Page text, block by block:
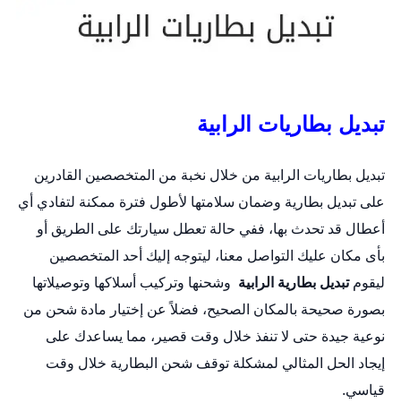
تبديل بطاريات الرابية
تبديل بطاريات الرابية من خلال نخبة من المتخصصين القادرين
على تبديل بطارية وضمان سلامتها لأطول فترة ممكنة لتفادي أي
أعطال قد تحدث بها، ففي حالة تعطل سيارتك على الطريق أو
بأى مكان عليك التواصل معنا، ليتوجه إليك أحد المتخصصين
ليقومتبديل بطارية الرابية وشحنها وتركيب أسلاكها وتوصيلاتها
بصورة صحيحة بالمكان الصحيح، فضلاً عن إختيار مادة شحن من
نوعية جيدة حتى لا تنفذ خلال وقت قصير، مما يساعدك على
إيجاد الحل المثالي لمشكلة توقف شحن البطارية خلال وقت
قياسي.